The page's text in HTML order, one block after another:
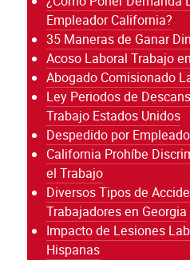
Empleador California?
35 Maneras de Ganar
Acoso Laboral Trabajo
Abogado Comisionado
Ley Periodos de
Trabajo Estados Unidos
Despedido por
California Prohíbe
el Trabajo
Diversos Tipos de
Trabajadores en Georgia
Impacto de Lesiones
Hispanas